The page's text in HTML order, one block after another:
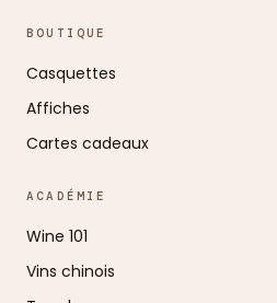
BOUTIQUE
Casquettes
Affiches
Cartes cadeaux
ACADÉMIE
Wine 101
Vins chinois